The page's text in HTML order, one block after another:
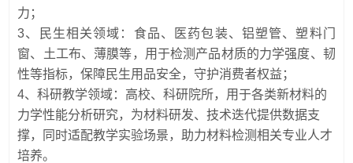
力；
3、民生相关领域：食品、医药包装、铝塑管、塑料门
窗、土工布、薄膜等，用于检测产品材质的力学强度、韧
性等指标，保障民生用品安全，守护消费者权益；
4、科研教学领域：高校、科研院所，用于各类新材料的
力学性能分析研究，为材料研发、技术迭代提供数据支
撑，同时适配教学实验场景，助力材料检测相关专业人才
培养。